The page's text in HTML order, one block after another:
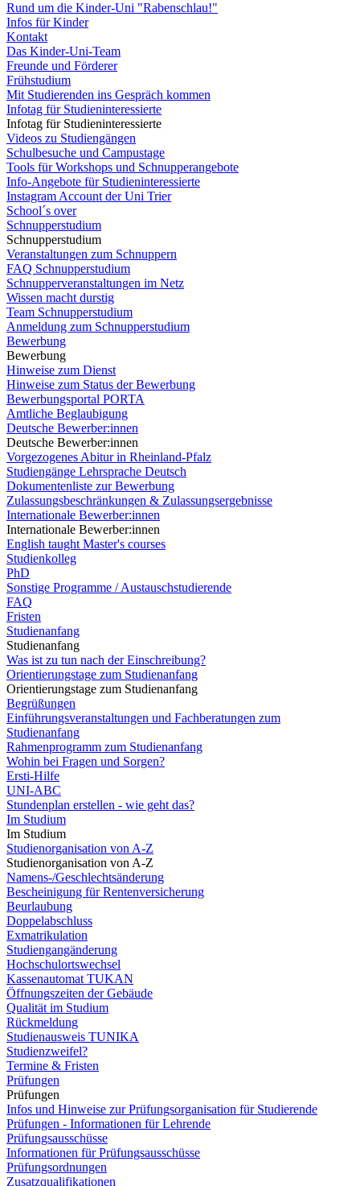
Rund um die Kinder-Uni "Rabenschlau!"
Infos für Kinder
Kontakt
Das Kinder-Uni-Team
Freunde und Förderer
Frühstudium
Mit Studierenden ins Gespräch kommen
Infotag für Studieninteressierte
Infotag für Studieninteressierte
Videos zu Studiengängen
Schulbesuche und Campustage
Tools für Workshops und Schnupperangebote
Info-Angebote für Studieninteressierte
Instagram Account der Uni Trier
School´s over
Schnupperstudium
Schnupperstudium
Veranstaltungen zum Schnuppern
FAQ Schnupperstudium
Schnupperveranstaltungen im Netz
Wissen macht durstig
Team Schnupperstudium
Anmeldung zum Schnupperstudium
Bewerbung
Bewerbung
Hinweise zum Dienst
Hinweise zum Status der Bewerbung
Bewerbungsportal PORTA
Amtliche Beglaubigung
Deutsche Bewerber:innen
Deutsche Bewerber:innen
Vorgezogenes Abitur in Rheinland-Pfalz
Studiengänge Lehrsprache Deutsch
Dokumentenliste zur Bewerbung
Zulassungsbeschränkungen & Zulassungsergebnisse
Internationale Bewerber:innen
Internationale Bewerber:innen
English taught Master's courses
Studienkolleg
PhD
Sonstige Programme / Austauschstudierende
FAQ
Fristen
Studienanfang
Studienanfang
Was ist zu tun nach der Einschreibung?
Orientierungstage zum Studienanfang
Orientierungstage zum Studienanfang
Begrüßungen
Einführungsveranstaltungen und Fachberatungen zum
Studienanfang
Rahmenprogramm zum Studienanfang
Wohin bei Fragen und Sorgen?
Ersti-Hilfe
UNI-ABC
Stundenplan erstellen - wie geht das?
Im Studium
Im Studium
Studienorganisation von A-Z
Studienorganisation von A-Z
Namens-/Geschlechtsänderung
Bescheinigung für Rentenversicherung
Beurlaubung
Doppelabschluss
Exmatrikulation
Studiengangänderung
Hochschulortswechsel
Kassenautomat TUKAN
Öffnungszeiten der Gebäude
Qualität im Studium
Rückmeldung
Studienausweis TUNIKA
Studienzweifel?
Termine & Fristen
Prüfungen
Prüfungen
Infos und Hinweise zur Prüfungsorganisation für Studierende
Prüfungen - Informationen für Lehrende
Prüfungsausschüsse
Informationen für Prüfungsausschüsse
Prüfungsordnungen
Zusatzqualifikationen